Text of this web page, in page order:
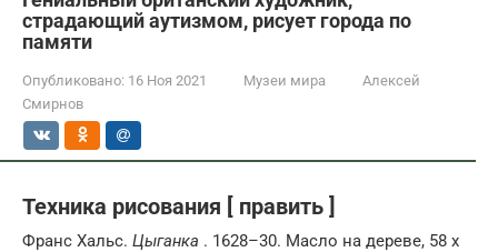
страдающий аутизмом, рисует города по
памяти
Опубликовано: 16 Ноя 2021 Музеи мира
Алексей
Смирнов
Техника рисования [ править ]
Франс Хальс. Цыганка . 1628–30. Масло на дереве, 58 х